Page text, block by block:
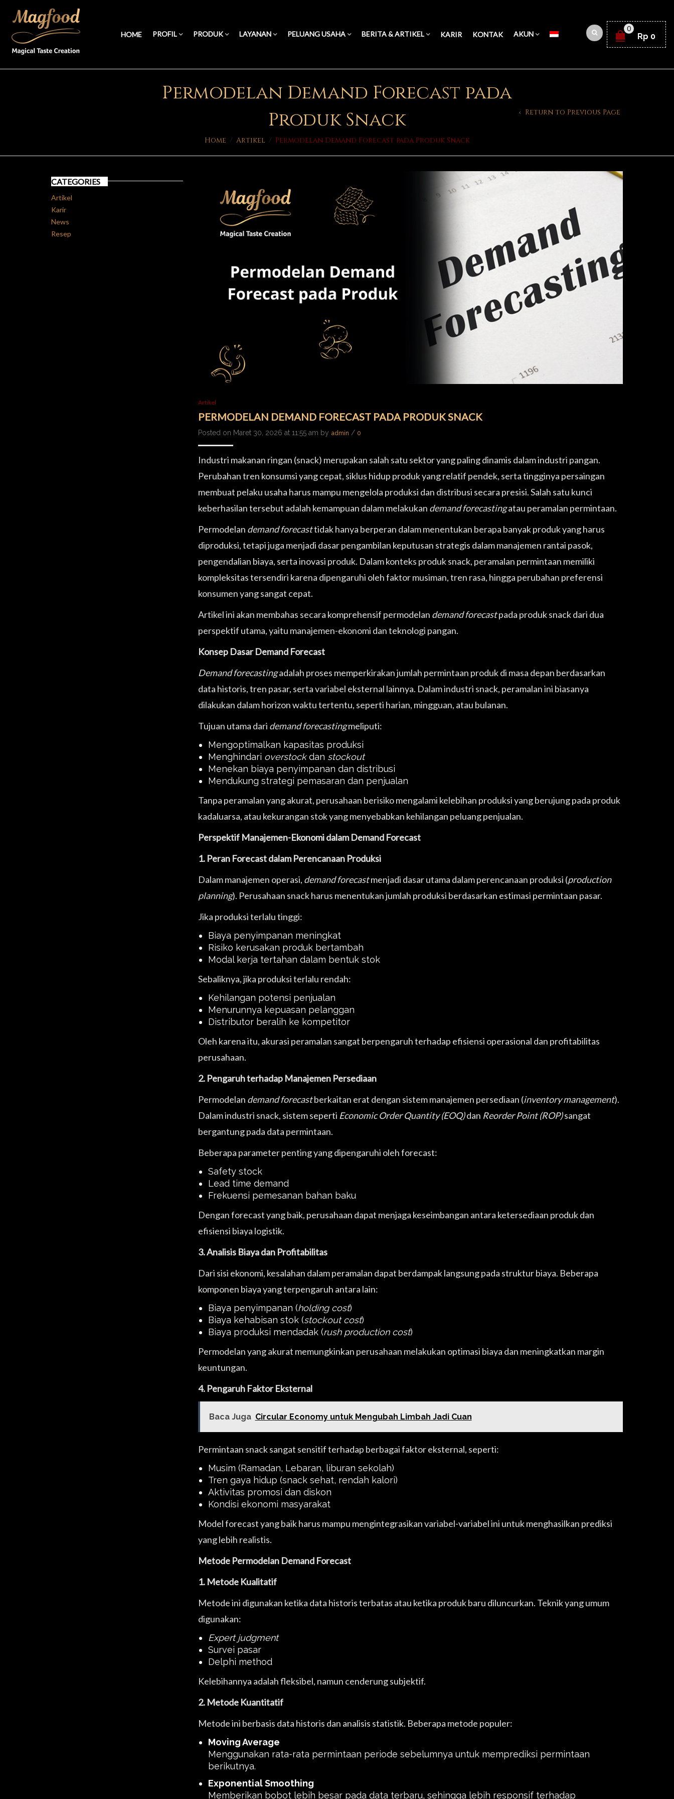
HOME PROFIL PRODUK LAYANAN PELUANG USAHA BERITA & ARTIKEL KARIR KONTAK AKUN
0
Rp 0
Permodelan Demand Forecast pada
Produk Snack
Home / Artikel / Permodelan Demand Forecast pada Produk Snack
Return to Previous Page
Artikel
PERMODELAN DEMAND FORECAST PADA PRODUK SNACK
Posted on Maret 30, 2026 at 11:55 am by admin / 0
Industri makanan ringan (snack) merupakan salah satu sektor yang paling dinamis dalam industri pangan.
Perubahan tren konsumsi yang cepat, siklus hidup produk yang relatif pendek, serta tingginya persaingan
membuat pelaku usaha harus mampu mengelola produksi dan distribusi secara presisi. Salah satu kunci
keberhasilan tersebut adalah kemampuan dalam melakukan demand forecastingatau peramalan permintaan.
Permodelan demand forecasttidak hanya berperan dalam menentukan berapa banyak produk yang harus
diproduksi, tetapi juga menjadi dasar pengambilan keputusan strategis dalam manajemen rantai pasok,
pengendalian biaya, serta inovasi produk. Dalam konteks produk snack, peramalan permintaan memiliki
kompleksitas tersendiri karena dipengaruhi oleh faktor musiman, tren rasa, hingga perubahan preferensi
konsumen yang sangat cepat.
Artikel ini akan membahas secara komprehensif permodelan demand forecastpada produk snack dari dua
perspektif utama, yaitu manajemen-ekonomi dan teknologi pangan.
Konsep Dasar Demand Forecast
Demand forecastingadalah proses memperkirakan jumlah permintaan produk di masa depan berdasarkan
data historis, tren pasar, serta variabel eksternal lainnya. Dalam industri snack, peramalan ini biasanya
dilakukan dalam horizon waktu tertentu, seperti harian, mingguan, atau bulanan.
Tujuan utama dari demand forecastingmeliputi:
Mengoptimalkan kapasitas produksi
Menghindari overstockdan stockout
Menekan biaya penyimpanan dan distribusi
Mendukung strategi pemasaran dan penjualan
Tanpa peramalan yang akurat, perusahaan berisiko mengalami kelebihan produksi yang berujung pada produk
kadaluarsa, atau kekurangan stok yang menyebabkan kehilangan peluang penjualan.
Perspektif Manajemen-Ekonomi dalam Demand Forecast
1. Peran Forecast dalam Perencanaan Produksi
Dalam manajemen operasi, demand forecastmenjadi dasar utama dalam perencanaan produksi (production
planning). Perusahaan snack harus menentukan jumlah produksi berdasarkan estimasi permintaan pasar.
Jika produksi terlalu tinggi:
Biaya penyimpanan meningkat
Risiko kerusakan produk bertambah
Modal kerja tertahan dalam bentuk stok
Sebaliknya, jika produksi terlalu rendah:
Kehilangan potensi penjualan
Menurunnya kepuasan pelanggan
Distributor beralih ke kompetitor
Oleh karena itu, akurasi peramalan sangat berpengaruh terhadap efisiensi operasional dan profitabilitas
perusahaan.
2. Pengaruh terhadap Manajemen Persediaan
Permodelan demand forecastberkaitan erat dengan sistem manajemen persediaan (inventory management).
Dalam industri snack, sistem seperti Economic Order Quantity (EOQ)dan Reorder Point (ROP)sangat
bergantung pada data permintaan.
Beberapa parameter penting yang dipengaruhi oleh forecast:
Safety stock
Lead time demand
Frekuensi pemesanan bahan baku
Dengan forecast yang baik, perusahaan dapat menjaga keseimbangan antara ketersediaan produk dan
efisiensi biaya logistik.
3. Analisis Biaya dan Profitabilitas
Dari sisi ekonomi, kesalahan dalam peramalan dapat berdampak langsung pada struktur biaya. Beberapa
komponen biaya yang terpengaruh antara lain:
Biaya penyimpanan (holding cost)
Biaya kehabisan stok (stockout cost)
Biaya produksi mendadak (rush production cost)
Permodelan yang akurat memungkinkan perusahaan melakukan optimasi biaya dan meningkatkan margin
keuntungan.
4. Pengaruh Faktor Eksternal
Baca Juga Circular Economy untuk Mengubah Limbah Jadi Cuan
Permintaan snack sangat sensitif terhadap berbagai faktor eksternal, seperti:
Musim (Ramadan, Lebaran, liburan sekolah)
Tren gaya hidup (snack sehat, rendah kalori)
Aktivitas promosi dan diskon
Kondisi ekonomi masyarakat
Model forecast yang baik harus mampu mengintegrasikan variabel-variabel ini untuk menghasilkan prediksi
yang lebih realistis.
Metode Permodelan Demand Forecast
1. Metode Kualitatif
Metode ini digunakan ketika data historis terbatas atau ketika produk baru diluncurkan. Teknik yang umum
digunakan:
Expert judgment
Survei pasar
Delphi method
Kelebihannya adalah fleksibel, namun cenderung subjektif.
2. Metode Kuantitatif
Metode ini berbasis data historis dan analisis statistik. Beberapa metode populer:
Moving Average
Menggunakan rata-rata permintaan periode sebelumnya untuk memprediksi permintaan
berikutnya.
Exponential Smoothing
Memberikan bobot lebih besar pada data terbaru, sehingga lebih responsif terhadap
CATEGORIES
Artikel
Karir
News
Resep